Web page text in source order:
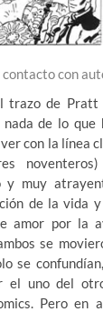
con
trazo de Pratt
de lo que
con la línea
y muy
de la vida
amor por la
se
se
el uno del
Pero en